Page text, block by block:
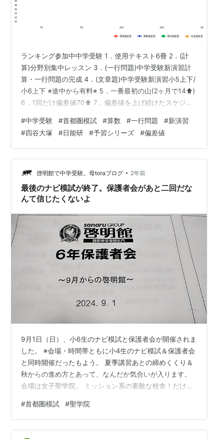
ランキング参加中中学受験 1．使用テキスト6冊 2．(計
算)分野別集中レッスン 3．(一行問題)中学受験新演習計
算・一行問題の完成 4．(文章題)中学受験新演習小5上下/
小6上下 ※途中から有料※ 5．一番最初の山(2ヶ月で14⬆️)
6．1回だけ偏差値70⬆️ 7．偏差値を上げ続けたスケジュ
4.の途中から9.までは有料です。有料部分にはページ内
リンク飛びません。 1．使用テキスト6冊 中学入試 分野
別集中レッスン 算数 計算 (シグマベスト) 作者:粟根 秀史
文英堂 Amazon 中学受験新演習 計算・一行問題の完成
ノーブランド…
#中学受験 #首都圏模試 #算数 #一行問題 #新演習
#四谷大塚 #日能研 #予習シリーズ #偏差値
啓明館で中学受験。母toraブログ • 2年前
最後のナビ模試が終了。保護者会があと二回だな
んて信じたくないよ
9月1日（日）、小6生のナビ模試と保護者会が開催されま
した。 ※会場・時間帯ともに小4生のナビ模試＆保護者会
と同時開催だったもよう。 夏季講習あとの締めくくり＆
秋からの進め方とあって、なんだか気合いが入ります。
会場は女子聖学院。 ミッション系の素敵な校舎！だけど
た。 「寒い…」という声があちこちから聞こえたので、
寒がりな母toraのせいばかりではなかったと思います。
どうも一斉空調で細かな調整が難しいようなので、これ
#首都圏模試 #聖学院